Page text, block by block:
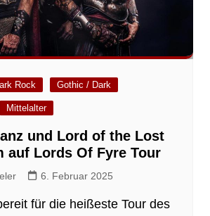
Rock Gothic / Dark
Mittelalter
und Lord of the Lost
auf Lords Of Fyre Tour
6. Februar 2025
für die heißeste Tour des